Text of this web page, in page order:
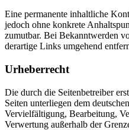
Eine permanente inhaltliche
jedoch ohne konkrete
zumutbar. Bei Bekanntwerden
derartige Links umgehend
Urheberrecht
Die durch die Seitenbetreiber
Seiten unterliegen dem
Vervielfältigung, Bearbeitung,
Verwertung außerhalb der